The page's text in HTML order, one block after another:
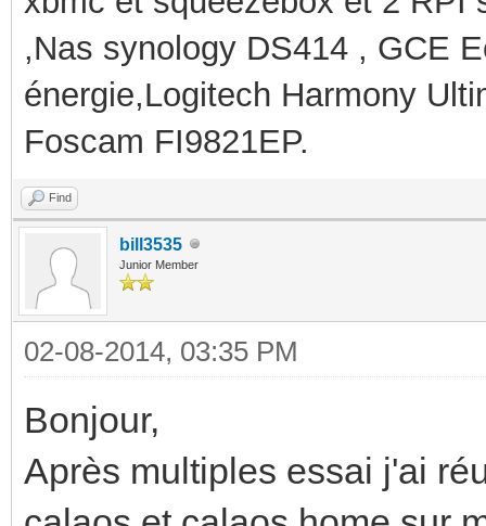
,Nas synology DS414 , GCE
énergie,Logitech Harmony
Foscam FI9821EP.
Find
bill3535
Junior Member
02-08-2014, 03:35 PM
Bonjour,
Après multiples essai j'ai